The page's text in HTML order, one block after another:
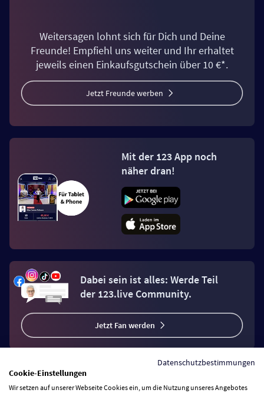
Weitersagen lohnt sich für Dich und Deine
Freunde! Empfiehl uns weiter und Ihr erhaltet
jeweils einen Einkaufsgutschein über 10 €*.
Jetzt Freunde werben
Mit der 123 App noch
näher dran!
Dabei sein ist alles: Werde Teil
der 123.live Community.
Jetzt Fan werden
Datenschutzbestimmungen
Cookie-Einstellungen
Wir setzen auf unserer Webseite Cookies ein, um die Nutzung unseres Angebotes